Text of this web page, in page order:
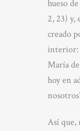
hueso
2, 23) y,
creado
interior:
María
hoy en
Así que,